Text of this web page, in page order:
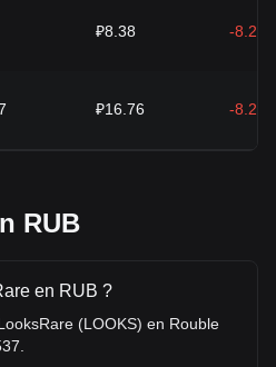
₽8.38 -
₽16.76 -
RUB
en RUB ?
(LOOKS) en Rouble